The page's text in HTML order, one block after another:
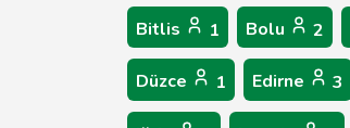
Bitlis 1 Bolu 2
Düzce 1 Edirne 3